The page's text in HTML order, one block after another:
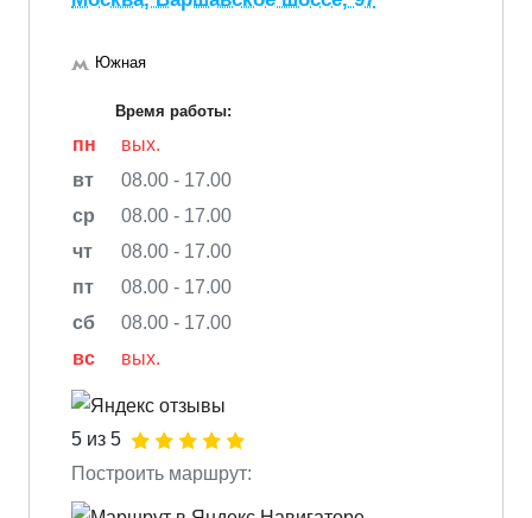
Южная
Время работы:
пн
вых.
вт
08.00 - 17.00
ср
08.00 - 17.00
чт
08.00 - 17.00
пт
08.00 - 17.00
сб
08.00 - 17.00
вс
вых.
5 из 5
Построить маршрут: